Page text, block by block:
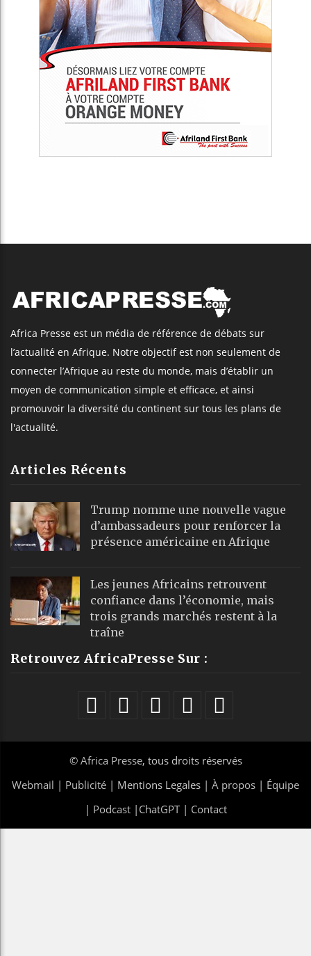
Africa Presse est un média de référence de débats sur
l’actualité en Afrique. Notre objectif est non seulement de
connecter l’Afrique au reste du monde, mais d’établir un
moyen de communication simple et efficace, et ainsi
promouvoir la diversité du continent sur tous les plans de
l'actualité.
Articles Récents
Trump nomme une nouvelle vague
d’ambassadeurs pour renforcer la
présence américaine en Afrique
Les jeunes Africains retrouvent
confiance dans l’économie, mais
trois grands marchés restent à la
traîne
Retrouvez AfricaPresse Sur :
© Africa Presse, tous droits réservés
Webmail | Publicité | Mentions Legales | À propos | Équipe
| Podcast| ChatGPT| Contact